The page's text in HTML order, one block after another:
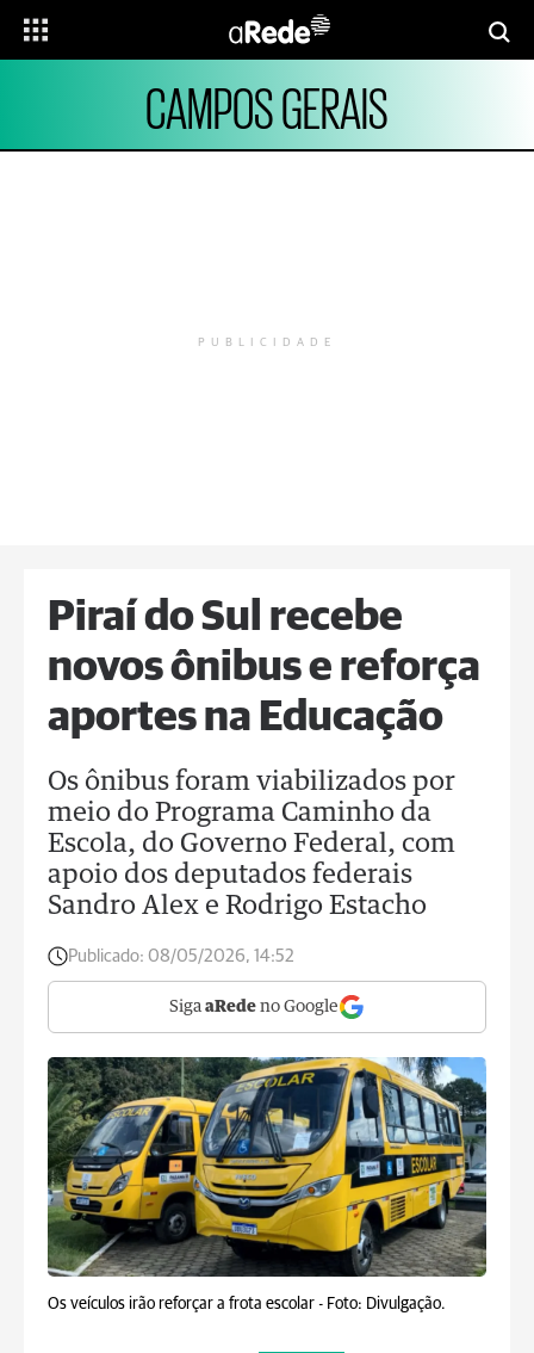
CAMPOS GERAIS
PUBLICIDADE
Piraí do Sul recebe
novos ônibus e reforça
aportes na Educação
Os ônibus foram viabilizados por
meio do Programa Caminho da
Escola, do Governo Federal, com
apoio dos deputados federais
Sandro Alex e Rodrigo Estacho
Publicado: 08/05/2026, 14:52
Siga aRede no Google
Os veículos irão reforçar a frota escolar - Foto: Divulgação.